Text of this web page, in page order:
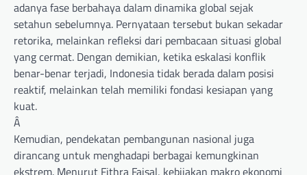
adanya fase berbahaya dalam dinamika global sejak
setahun sebelumnya. Pernyataan tersebut bukan sekadar
retorika, melainkan refleksi dari pembacaan situasi global
yang cermat. Dengan demikian, ketika eskalasi konflik
benar-benar terjadi, Indonesia tidak berada dalam posisi
reaktif, melainkan telah memiliki fondasi kesiapan yang
kuat.
Â
Kemudian, pendekatan pembangunan nasional juga
dirancang untuk menghadapi berbagai kemungkinan
ekstrem. Menurut Fithra Faisal, kebijakan makro ekonomi